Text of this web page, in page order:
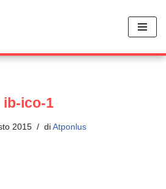
ib-ico-1
2015 di Atponlus